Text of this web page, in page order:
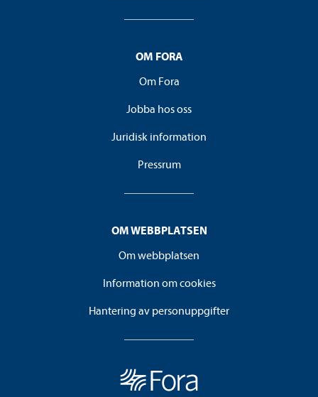
OM FORA
Om Fora
Jobba hos oss
Juridisk information
Pressrum
OM WEBBPLATSEN
Om webbplatsen
Information om cookies
Hantering av personuppgifter